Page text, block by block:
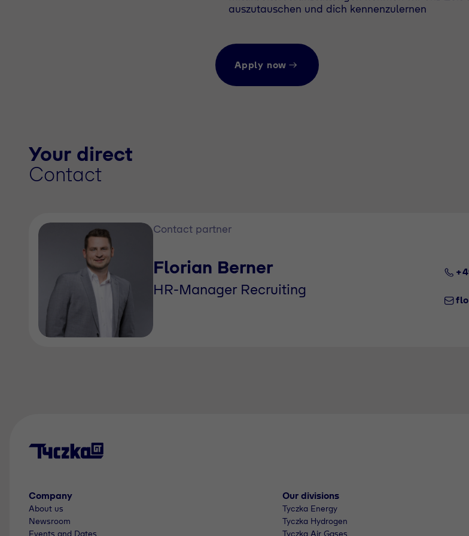
auszutauschen und dich kennenzulernen
Apply now
Your direct
Contact
Contact partner
Florian Berner
HR-Manager Recruiting
Company
About us
Newsroom
Events and Dates
Our divisions
Tyczka Energy
Tyczka Hydrogen
Tyczka Air Gases